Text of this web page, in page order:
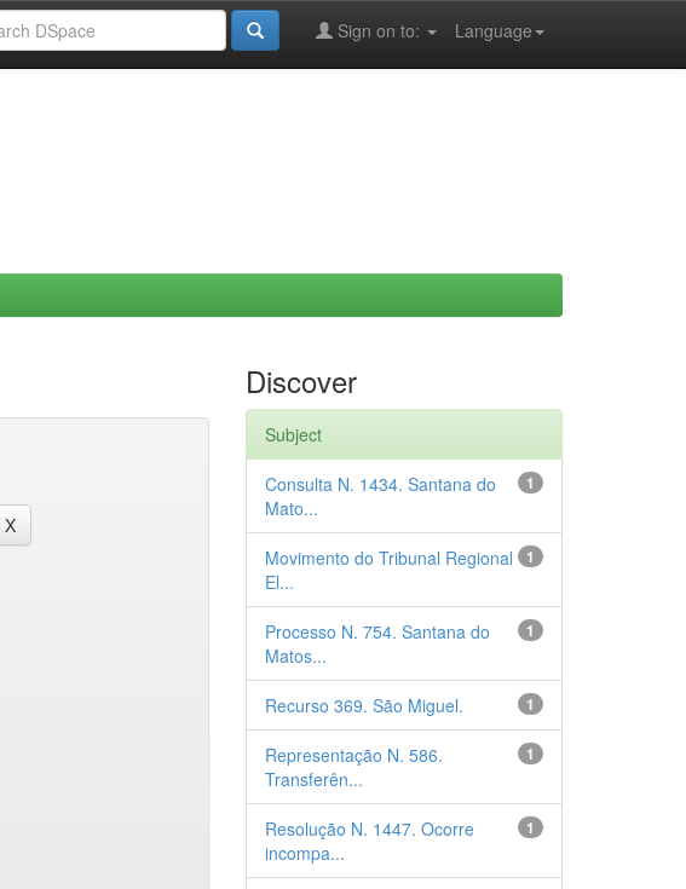
Language
Sign on to:
Discover
Subject
1
Consulta N. 1434. Santana do
Mato...
1
Movimento do Tribunal Regional
El...
1
Processo N. 754. Santana do
Matos...
1
Recurso 369. São Miguel.
1
Representação N. 586.
Transferên...
1
Resolução N. 1447. Ocorre
incompa...